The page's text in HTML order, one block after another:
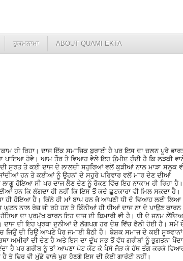
ਹੁਕਮਨਾਮਾ ABOUT QUAMI EKTA
ਹੀ ਰਿਹਾ। ਦਾਜ ਇੱਕ ਸਮਾਜਿਕ ਬੁਰਾਈ ਹੈ ਪਰ ਇਸ ਦਾ ਚਲਨ ਪੂਰੇ
ਪਾਇਆ ਹੋਵੇ। ਆਮ ਤੌਰ ਤੇ ਵਿਆਹ ਵੇਲੇ ਇਹ ਉਮੀਦ ਹੁੰਦੀ ਹੈ ਕਿ ਲੜਕੀ
ਸੁਰਤ ਤੇ ਕਈ ਦਾਜ ਦੇ ਲਾਲਚੀ ਸਹੁਰਿਆਂ ਵਲੋਂ ਕੁੜੀਆਂ ਨਾਲ ਮਾੜਾ ਸਲੂਕ
ਹਨ ਤੇ ਕਈਆਂ ਨੂੰ ਉਹਨਾਂ ਦੇ ਸਹੁਰੇ ਪਰਿਵਾਰ ਵਲੋਂ ਮਾਰ ਦੇਣ ਦੀਆਂ
ਹੋਇਆ ਸੀ ਪਰ ਦਾਜ ਲੈਣ ਦੇਣ ਨੂੰ ਰੋਕਣ ਵਿੱਚ ਇਹ ਨਾਕਾਮ ਹੀ ਰਿਹਾ ਹੈ।
ਹਨ ਕਿ ਲੱਗਦਾ ਹੀ ਨਹੀਂ ਕਿ ਇਸ ਤੋਂ ਕਦੇ ਛੁਟਕਾਰਾ ਵੀ ਮਿਲ ਸਕਦਾ ਹੈ।
ਹੀ ਹੋਇਆ ਹੈ। ਕਿੰਨੇ ਹੀ ਮਾਂ ਬਾਪ ਹਨ ਜੋ ਆਪਣੀ ਧੀ ਦੇ ਵਿਆਹ ਲਈ ਲਿਆ
ਨਾਲ ਰੋਜ਼ ਜੀ ਰਹੇ ਹਨ ਤੇ ਕਿੰਨੀਆਂ ਹੀ ਧੀਆਂ ਦਾਜ ਨਾ ਦੇ ਪਾਉਣ ਕਾਰਨ
ਦਾ ਪ੍ਰਮੁੱਖ ਕਾਰਨ ਇਹ ਦਾਜ ਦੀ ਬਿਮਾਰੀ ਵੀ ਹੈ। ਧੀ ਦੇ ਜਨਮ
ਦਾਜ ਦੀ ਇਹ ਪ੍ਰਥਾ ਦੁਨੀਆਂ ਦੇ ਲੱਗਪਗ ਹਰ ਦੇਸ਼ ਵਿੱਚ ਫੈਲੀ ਹੋਈ ਹੈ। ਸਮੇਂ
ਦੀ ਤਿਉਂ ਆਪਣੇ ਪੈਰ ਜਮਾਈ ਬੈਠੀ ਹੈ। ਬੇਸ਼ਕ ਸਮਾਜ ਦੇ ਕਈ ਸੂਝਵਾਨਾਂ
ਅਮੀਰਾਂ ਦੀ ਦੇਣ ਹੈ ਅਤੇ ਇਸ ਦਾ ਦੁੱਖ ਸਭ ਤੋਂ ਵੱਧ ਗਰੀਬਾਂ ਨੂੰ ਭੁਗਤਨਾ ਪੈਂਦਾ
ਹੈ ਪਰ ਗਰੀਬ ਨੂੰ ਤਾਂ ਆਪਣਾ ਪੇਟ ਕੱਟ ਕੇ ਪੈਸੇ ਜੋੜ ਕੇ ਹੱਥ ਤੰਗ ਕਰਕੇ
ਤੇ ਫਿਰ ਵੀ ਮੁੰਡੇ ਵਾਲੇ ਖੁਸ਼ ਹੋਣਗੇ ਇਸ ਦੀ ਕੋਈ ਗਾਰੰਟੀ ਨਹੀਂ।